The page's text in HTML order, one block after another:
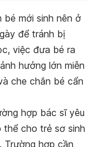
bé mới sinh nên ở
để tránh bị
việc đưa bé ra
hưởng lớn miễn
che chắn bé cẩn
hợp bác sĩ yêu
cho trẻ sơ sinh
Trường hợp cần